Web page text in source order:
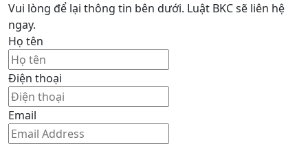
Vui lòng để lại thông tin bên dưới. Luật BKC sẽ liên hệ
ngay.
Họ tên
Điện thoại
Email